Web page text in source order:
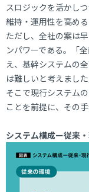
スロジックを活かし
維持・運用性を高める
ただし、全社の案は
ンパワーである。「
え、基幹システムの
は難しいと考えました
そこで現行システム
ことを前提に、その
システム構成ー従来